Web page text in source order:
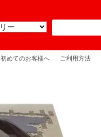
初めてのお客様へ ご利用方法